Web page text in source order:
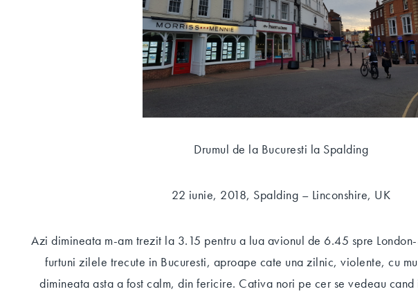
Drumul de la Bucuresti la Spalding
22 iunie, 2018, Spalding – Linconshire, UK
Azi dimineata m-am trezit la 3.15 pentru a lua avionul de 6.45 spre London-
furtuni zilele trecute in Bucuresti, aproape cate una zilnic, violente, cu
dimineata asta a fost calm, din fericire. Cativa nori pe cer se vedeau